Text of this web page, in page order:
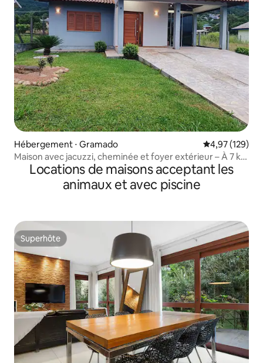
Hébergement ⋅ Gramado Évaluation
4,97 (129)
Maison avec jacuzzi, cheminée et foyer extérieur – À 7 km
du centre-ville
Locations de maisons acceptant les
animaux et avec piscine
Superhôte
Superhôte